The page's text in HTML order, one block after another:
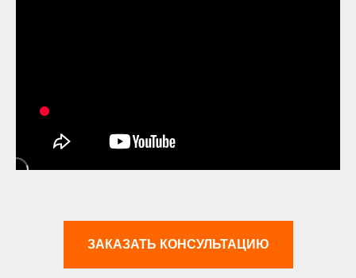
ЗАКАЗАТЬ КОНСУЛЬТАЦИЮ